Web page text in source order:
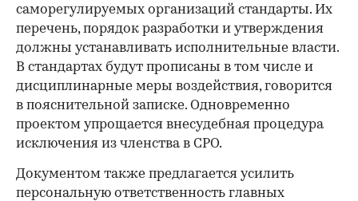
саморегулируемых организаций стандарты. Их
перечень, порядок разработки и утверждения
должны устанавливать исполнительные власти.
В стандартах будут прописаны в том числе и
дисциплинарные меры воздействия, говорится
в пояснительной записке. Одновременно
проектом упрощается внесудебная процедура
исключения из членства в СРО.
Документом также предлагается усилить
персональную ответственность главных